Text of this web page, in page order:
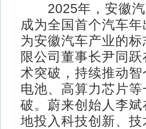
2025年，安徽汽
成为全国首个汽车
为安徽汽车产业的
限公司董事长尹同
术突破，持续推动
电池、高算力芯片
破。蔚来创始人李
地投入科技创新、技